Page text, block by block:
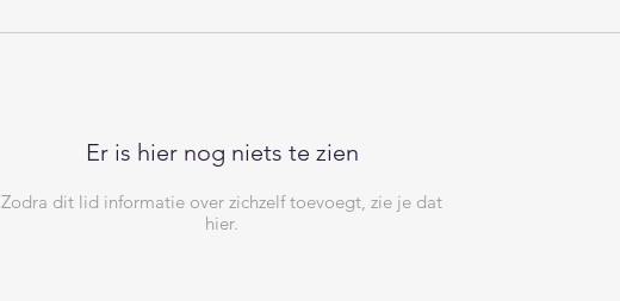
Er is hier nog niets te zien
Zodra dit lid informatie over zichzelf toevoegt, zie je dat
hier.